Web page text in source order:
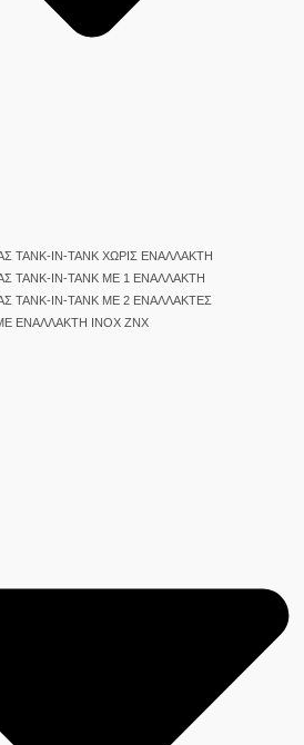
TANK-IN-TANK ΧΩΡΙΣ ΕΝΑΛΛΑΚΤΗ
TANK-IN-TANK ΜΕ 1 ΕΝΑΛΛΑΚΤΗ
TANK-IN-TANK ΜΕ 2 ΕΝΑΛΛΑΚΤΕΣ
ΕΝΑΛΛΑΚΤΗ INOX ΖΝΧ